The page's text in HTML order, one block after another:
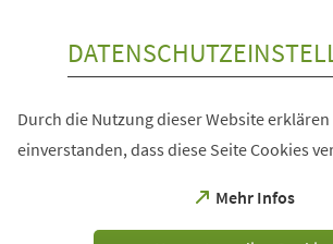
Durch die Nutzung dieser Website
einverstanden, dass diese Seite Cookies
Mehr Infos
(Öffnet